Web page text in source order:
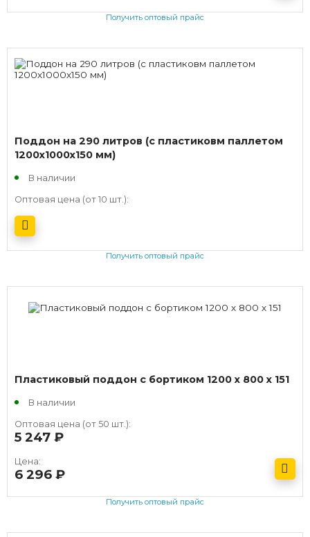
Получить оптовый прайс
Поддон на 290 литров (с пластиковм паллетом
1200х1000х150 мм)
В наличии
Оптовая цена (от 10 шт.):
Получить оптовый прайс
Пластиковый поддон с бортиком 1200 х 800 х 151
В наличии
Оптовая цена (от 50 шт.):
5 247
Цена:
6 296
Получить оптовый прайс